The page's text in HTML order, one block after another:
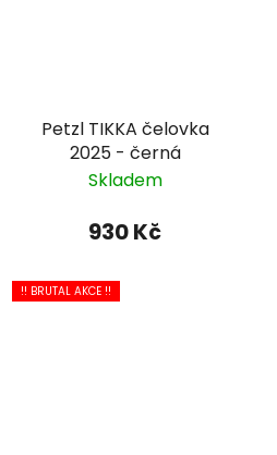
Petzl TIKKA čelovka
2025 - černá
Skladem
930 Kč
!! BRUTAL AKCE !!